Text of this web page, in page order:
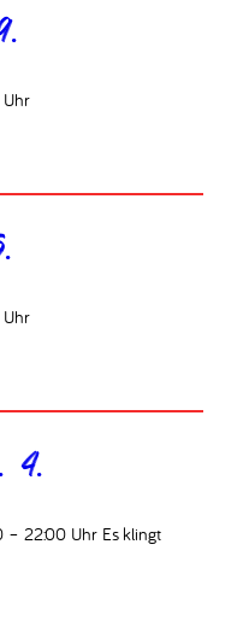
Uhr
Uhr
4.
– 22:00 Uhr Es klingt